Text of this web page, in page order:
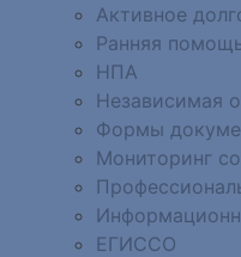
Активное
Ранняя
НПА
Независимая
Формы
Мониторинг
ЕГИССО